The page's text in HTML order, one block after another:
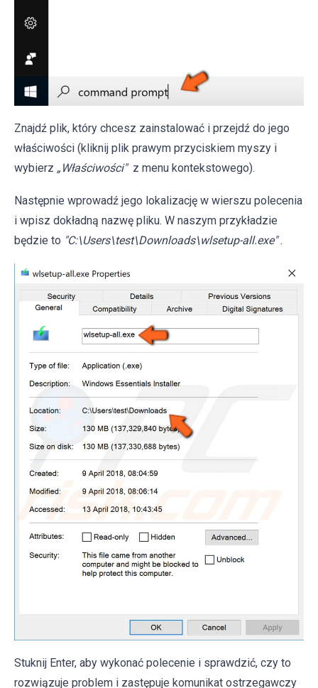
Znajdź plik, który chcesz zainstalować i przejdź do jego
właściwości (kliknij plik prawym przyciskiem myszy i
wybierz „Właściwości" z menu kontekstowego).
Następnie wprowadź jego lokalizację w wierszu polecenia
i wpisz dokładną nazwę pliku. W naszym przykładzie
będzie to "C:\Users\test\Downloads\wlsetup-all.exe" .
Stuknij Enter, aby wykonać polecenie i sprawdzić, czy to
rozwiązuje problem i zastępuje komunikat ostrzegawczy